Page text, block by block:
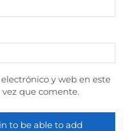
y web en este
que comente.
to be able to add